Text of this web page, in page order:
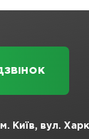
м. Київ, вул.